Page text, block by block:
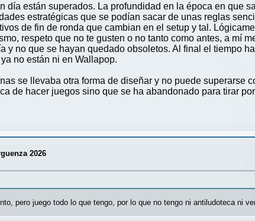
día están superados. La profundidad en la época en que
estratégicas que se podían sacar de unas reglas
de fin de ronda que cambian en el setup y tal.
respeto que no te gusten o no tanto como antes, a mí
y no que se hayan quedado obsoletos. Al final el tiempo
no están ni en Wallapop.
se llevaba otra forma de diseñar y no puede superarse
de hacer juegos sino que se ha abandonado para tirar
2026
pero juego todo lo que tengo, por lo que no tengo ni antiludoteca ni